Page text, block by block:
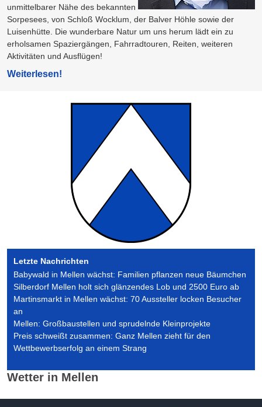
unmittelbarer Nähe des bekannten
Sorpesees, von Schloß Wocklum, der Balver Höhle sowie der
Luisenhütte. Die wunderbare Natur um uns herum lädt ein zu
erholsamen Spaziergängen, Fahrradtouren, Reiten, weiteren
Aktivitäten und Ausflügen!
Weiterlesen!
Letzte Nachrichten
Babywald in Mellen wächst: Familien pflanzen neue Bäumchen
Silberdorf Mellen holt sich glänzendes Lob und 2500 Euro ab
Martinsmarkt in Mellen wächst: 70 Aussteller locken Besucher
an
Mellen: Großbaustellen und sprudelnde Kleinprojekte
Preis schweißt zusammen: Ganz Mellen zieht für den
Wettbewerbserfolg an einem Strang
Wetter in Mellen